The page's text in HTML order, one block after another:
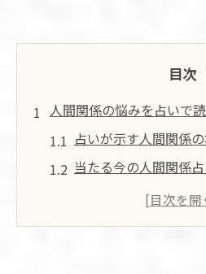
目次
人間関係の悩みを占いで
占いが示す人間関係
当たる今の人間関係
嫌われてる占い人間